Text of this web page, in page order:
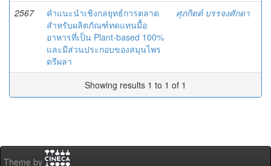
2567
คำแนะนำเชิงกลยุทธ์การตลาด
สำหรับผลิตภัณฑ์ทดแทนมื้อ
อาหารที่เป็น Plant-based 100%
และมีส่วนประกอบของสมุนไพร
ตรีผลา
ศุภกิตต์ บรรจงศักดา
Showing results 1 to 1 of 1
Theme by